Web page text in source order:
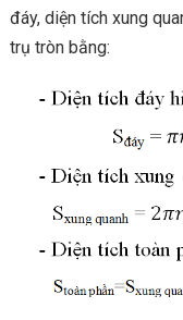
đáy, diện tích xung
trụ tròn bằng: